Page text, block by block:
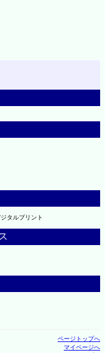
タルプリント
ページトップへ
マイページへ